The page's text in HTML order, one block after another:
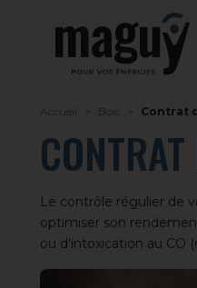
Accueil Bois Contrat
Le contrôle régulier de
optimiser son
ou d’intoxication au CO